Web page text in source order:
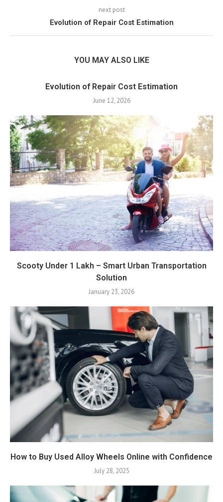
next post
Evolution of Repair Cost Estimation
YOU MAY ALSO LIKE
Evolution of Repair Cost Estimation
June 12, 2026
Scooty Under 1 Lakh – Smart Urban Transportation
Solution
January 23, 2026
How to Buy Used Alloy Wheels Online with Confidence
July 28, 2025